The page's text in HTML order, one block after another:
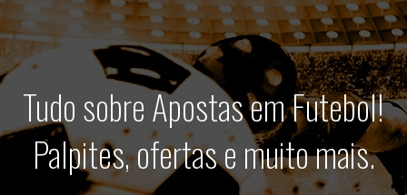
Tudo sobre Apostas em Futebol!
Palpites, ofertas e muito mais.